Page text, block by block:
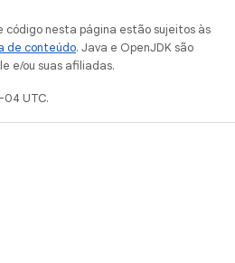
código nesta página estão sujeitos às
de conteúdo. Java e OpenJDK são
e/ou suas afiliadas.
UTC.